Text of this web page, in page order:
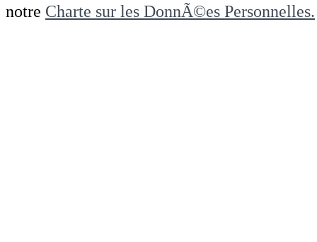
notre Charte sur les DonnÃ©es Personnelles.